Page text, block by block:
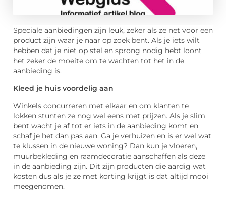
Speciale aanbiedingen zijn leuk, zeker als ze net voor een
product zijn waar je naar op zoek bent. Als je iets wilt
hebben dat je niet op stel en sprong nodig hebt loont
het zeker de moeite om te wachten tot het in de
aanbieding is.
Kleed je huis voordelig aan
Winkels concurreren met elkaar en om klanten te
lokken stunten ze nog wel eens met prijzen. Als je slim
bent wacht je af tot er iets in de aanbieding komt en
schaf je het dan pas aan. Ga je verhuizen en is er wel wat
te klussen in de nieuwe woning? Dan kun je vloeren,
muurbekleding en raamdecoratie aanschaffen als deze
in de aanbieding zijn. Dit zijn producten die aardig wat
kosten dus als je ze met korting krijgt is dat altijd mooi
meegenomen.